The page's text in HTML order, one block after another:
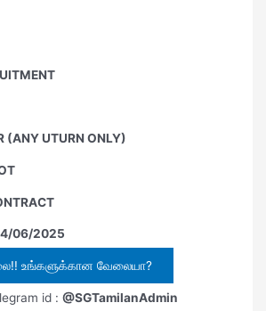
(ANY UTURN ONLY)
06/2025
உங்களுக்கான வேலையா?
id :@SGTamilanAdmin